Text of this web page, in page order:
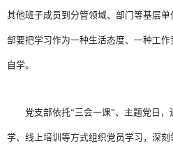
其他班子成员到分管领域、部门等基层
部要把学习作为一种生活态度、一种工
自学。
党支部依托“三会一课”、主题党日
学、线上培训等方式组织党员学习，深